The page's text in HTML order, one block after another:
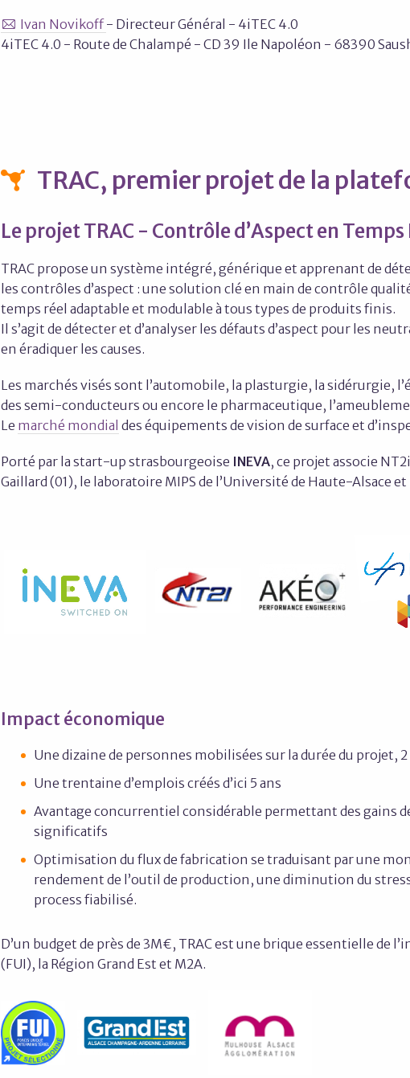
Ivan Novikoff- Directeur Général - 4iTEC 4.0
4iTEC 4.0 - Route de Chalampé - CD 39 Ile Napoléon - 68390
TRAC, premier projet de la
Le projet TRAC - Contrôle d’Aspect en Temps
TRAC propose un système intégré, générique et apprenant de
les contrôles d’aspect : une solution clé en main de contrôle
temps réel adaptable et modulable à tous types de produits finis.
Il s’agit de détecter et d’analyser les défauts d’aspect pour les
en éradiquer les causes.
Les marchés visés sont l’automobile, la plasturgie, la sidérurgie,
des semi-conducteurs ou encore le pharmaceutique,
Le marché mondial des équipements de vision de surface et
Porté par la start-up strasbourgeoise INEVA, ce projet associe
Gaillard (01), le laboratoire MIPS de l’Université de Haute-Alsace
Impact économique
Une dizaine de personnes mobilisées sur la durée du projet, 2
Une trentaine d’emplois créés d’ici 5 ans
Avantage concurrentiel considérable permettant des gains
significatifs
Optimisation du flux de fabrication se traduisant par une
rendement de l’outil de production, une diminution du
process fiabilisé.
D’un budget de près de 3M€, TRAC est une brique essentielle de
(FUI), la Région Grand Est et M2A.